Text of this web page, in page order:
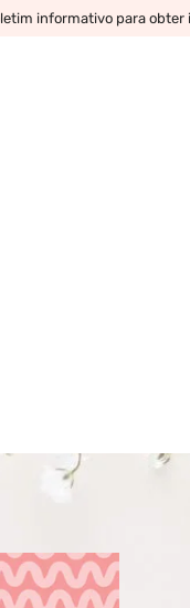
informativo para